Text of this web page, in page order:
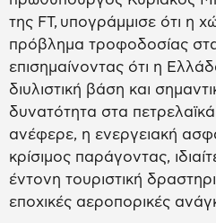
της FT, υπογράμμισε ότι η
πρόβλημα τροφοδοσίας
επισημαίνοντας ότι η
διυλιστική βάση και
δυνατότητα στα
ανέφερε, η ενεργειακή
κρίσιμος παράγοντας,
έντονη τουριστική
εποχικές αεροπορικές